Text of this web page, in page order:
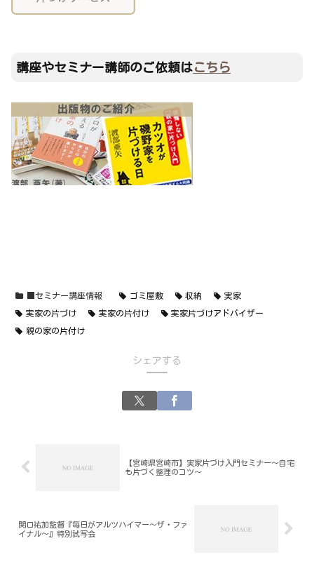
講座やセミナー講師のご依頼はこちら
■セミナー講座情報 ゴミ屋敷 収納 実家
実家の片づけ 実家の片付け 実家片づけアドバイザー
親の家の片付け
シェアする
【宮崎県宮崎市】実家片づけ入門セミナー～自宅
も片づく整理のコツ～
関口祐加監督『毎日がアルツハイマー～ザ・ファ
イナル～』特別試写会